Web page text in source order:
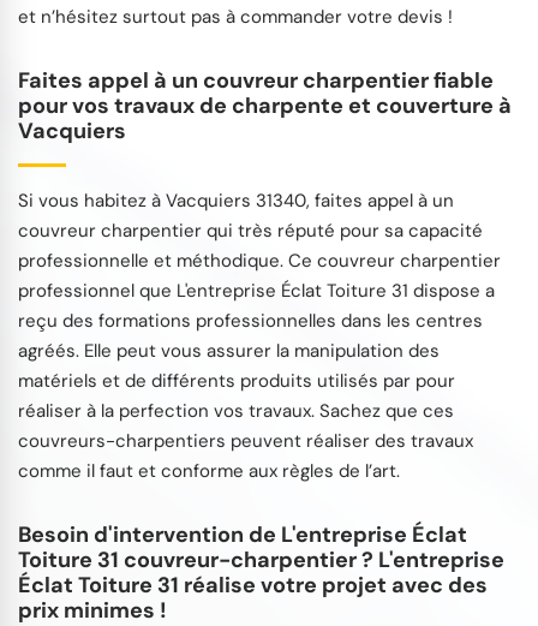
et n’hésitez surtout pas à commander votre devis !
Faites appel à un couvreur charpentier fiable
pour vos travaux de charpente et couverture à
Vacquiers
Si vous habitez à Vacquiers 31340, faites appel à un
couvreur charpentier qui très réputé pour sa capacité
professionnelle et méthodique. Ce couvreur charpentier
professionnel que L'entreprise Éclat Toiture 31 dispose a
reçu des formations professionnelles dans les centres
agréés. Elle peut vous assurer la manipulation des
matériels et de différents produits utilisés par pour
réaliser à la perfection vos travaux. Sachez que ces
couvreurs-charpentiers peuvent réaliser des travaux
comme il faut et conforme aux règles de l’art.
Besoin d'intervention de L'entreprise Éclat
Toiture 31 couvreur-charpentier ? L'entreprise
Éclat Toiture 31 réalise votre projet avec des
prix minimes !